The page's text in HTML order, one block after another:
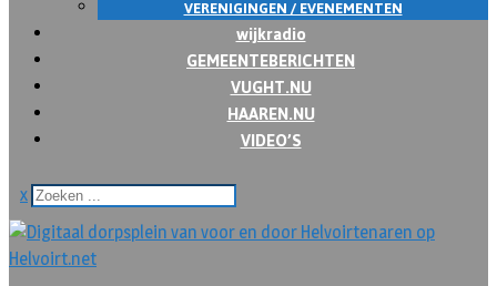
VERENIGINGEN / EVENEMENTEN
wijkradio
GEMEENTEBERICHTEN
VUGHT.NU
HAAREN.NU
VIDEO’S
x